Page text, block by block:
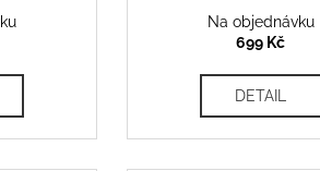
Na objednávku
699 Kč
DETAIL